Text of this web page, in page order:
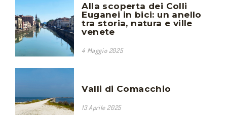
Alla scoperta dei Colli
Euganei in bici: un anello
tra storia, natura e ville
venete
4 Maggio 2025
Valli di Comacchio
13 Aprile 2025